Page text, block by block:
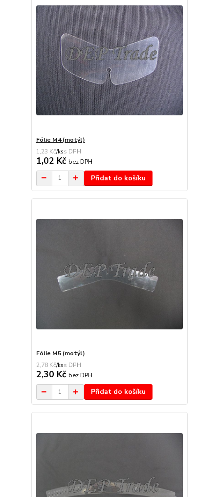
Fólie M4 (motýl)
1,23 Kč/ks
1,02 Kč bez DPH
Přidat do košíku
Fólie M5 (motýl)
2,78 Kč/ks
2,30 Kč bez DPH
Přidat do košíku